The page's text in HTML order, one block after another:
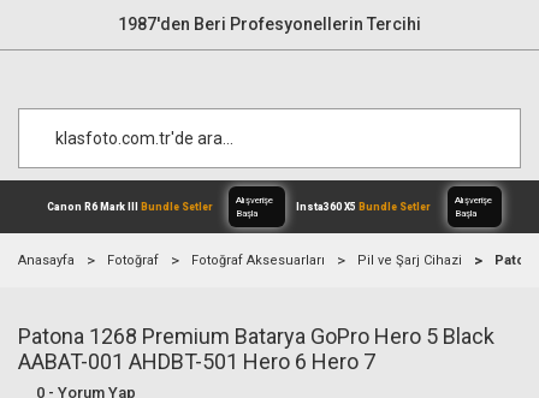
1987'den Beri Profesyonellerin Tercihi
Canon R6 Mark III Bundle Setler
Alışverişe
Anasayfa Fotoğraf Fotoğraf Aksesuarları Pil ve Şarj Cihazi
Patona 1268 Premium Batarya GoPro Hero 5 Black
AABAT-001 AHDBT-501 Hero 6 Hero 7
0 - Yorum Yap